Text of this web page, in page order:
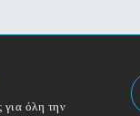
όλη την